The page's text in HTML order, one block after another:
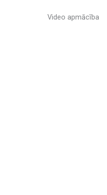
Video apmācība